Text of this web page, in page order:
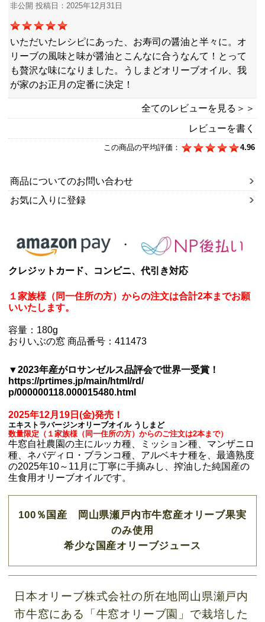
非公開 投稿日：2025年12月31日
いただいたレシピにあった、お寿司の醤油と半々に。オ
リーブの風味と味が醤油とこんなに合うなんて！とって
も贅沢な味になりました。うしまどオリーブオイル、我
が家のお正月の定番に決定！
全てのレビューを見る＞＞
レビューを書く
この商品の平均評価： 4.96
商品についてのお問い合わせ
お気に入りに登録
クレジットカード、コンビニ、代引き対応
１家族様（同一住所の方）からの注文は合計2本までお願
いいたします。
容量：180g
おりいぶの窓 商品番号：411473
▼2023年産がロサンゼルス品評会で世界一受賞！
https://prtimes.jp/main/html/rd/
p/000000118.000015480.html
2025年12月19日(金)発売！
エキストラバージンオリーブオイル うしまど
数量限定（１家族様（同一住所の方）からのご注文は2本まで）
牛窓自社農園の主にルッカ種、ミッション種、マンザニロ
種、ネバディロ・ブランコ種、アルベキナ種を、最適熟度
の2025年10～11月に丁寧に手摘みし、搾油した純国産の
生食用オリーブオイルです。
100％国産 岡山県瀬戸内市牛窓産オリーブ果実
のみ使用
希少な国産オリーブジュース
日本オリーブ株式会社の所在地岡山県瀬戸内
市牛窓にある「牛窓オリーブ園」で栽培した